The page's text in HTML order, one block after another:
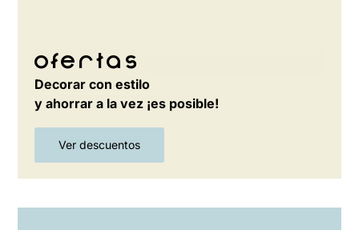
Ofertas
Decorar con estilo
y ahorrar a la vez ¡es posible!
Ver descuentos